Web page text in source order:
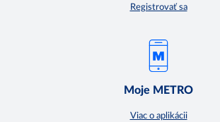
Registrovať sa
Moje METRO
Viac o aplikácii